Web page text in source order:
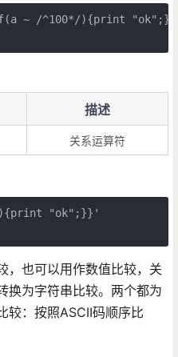
~ /^100*/){print
描述
关系运算符
9){print "ok";}}'
，也可以用作数值比较，关
换为字符串比较。两个都为
较：按照ASCII码顺序比